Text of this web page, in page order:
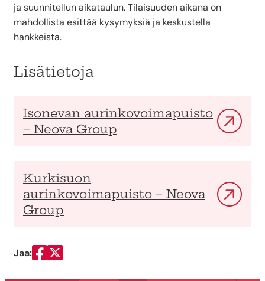
ja suunnitellun aikataulun. Tilaisuuden aikana on
mahdollista esittää kysymyksiä ja keskustella
hankkeista.
Lisätietoja
Isonevan aurinkovoimapuisto
– Neova Group
Kurkisuon
aurinkovoimapuisto – Neova
Group
Jaa:
Jaa Facebookissa
Jaa Twitterissä